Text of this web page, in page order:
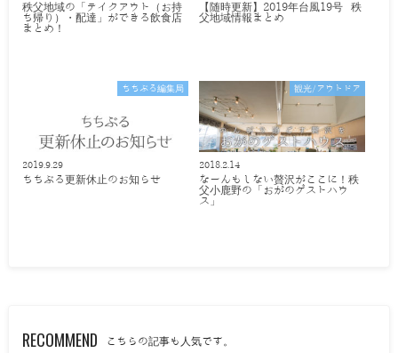
秩父地域の「テイクアウト（お持
ち帰り）・配達」ができる飲食店
まとめ！
【随時更新】2019年台風19号 秩
父地域情報まとめ
ちちぶる編集局
2019.9.29
ちちぶる更新休止のお知らせ
観光/アウトドア
2018.2.14
なーんもしない贅沢がここに！秩
父小鹿野の「おがのゲストハウ
ス」
RECOMMEND こちらの記事も人気です。